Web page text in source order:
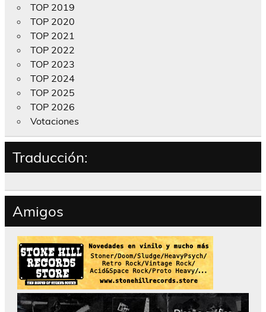
TOP 2019
TOP 2020
TOP 2021
TOP 2022
TOP 2023
TOP 2024
TOP 2025
TOP 2026
Votaciones
Traducción:
Amigos